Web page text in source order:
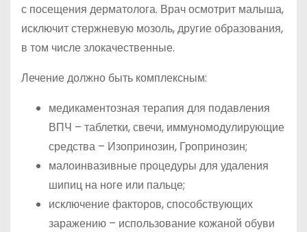
с посещения дерматолога. Врач осмотрит малыша,
исключит стержневую мозоль, другие образования,
в том числе злокачественные.
Лечение должно быть комплексным:
медикаментозная терапия для подавления
ВПЧ – таблетки, свечи, иммуномодулирующие
средства – Изопринозин, Гропринозин;
малоинвазивные процедуры для удаления
шипиц на ноге или пальце;
исключение факторов, способствующих
заражению – использование кожаной обуви